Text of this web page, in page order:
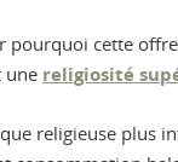
cette
une religiosité
religieuse plus